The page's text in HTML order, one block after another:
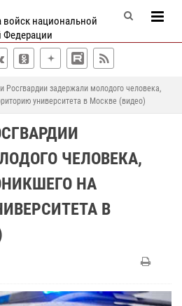
войск национальной
Федерации
Росгвардии задержали молодого человека,
университета в Москве (видео)
ЧЕЛОВЕКА,
НА
В